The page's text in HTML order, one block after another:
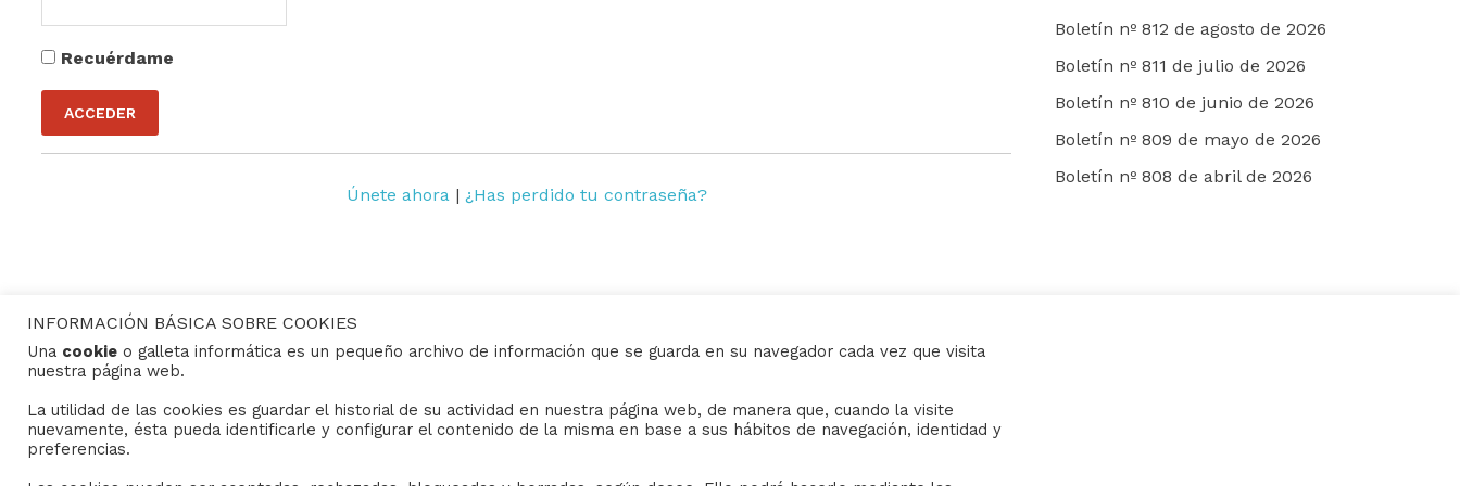
Recuérdame
Únete ahora| ¿Has perdido tu contraseña?
Boletín nº 812 de agosto de 2026
Boletín nº 811 de julio de 2026
Boletín nº 810 de junio de 2026
Boletín nº 809 de mayo de 2026
Boletín nº 808 de abril de 2026
CONTACTO
Consejo General de Hermandades y Cofradías de la ciudad de Sevilla
C/ San Gregorio 26. 41004- Sevilla
Sus datos seguros.
INFORMACIÓN BÁSICA SOBRE COOKIES
Una cookie o galleta informática es un pequeño archivo de información que se guarda en su navegador cada vez que visita
nuestra página web.
La utilidad de las cookies es guardar el historial de su actividad en nuestra página web, de manera que, cuando la visite
nuevamente, ésta pueda identificarle y configurar el contenido de la misma en base a sus hábitos de navegación, identidad y
preferencias.